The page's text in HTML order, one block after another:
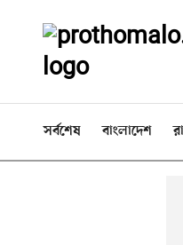
সর্বশেষ বাংলাদেশ